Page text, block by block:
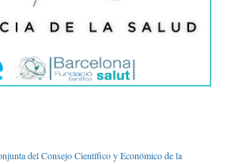
del Consejo Científico y Económico de la